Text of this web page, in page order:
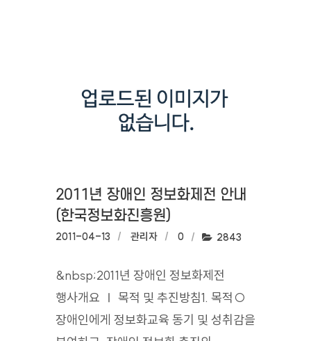
2011년 장애인 정보화제전 안내
(한국정보화진흥원)
작성일:
2011-04-13 작성자:
관리자 댓글수:
0 조회수:
2843
&nbsp;2011년 장애인 정보화제전
행사개요 Ⅰ 목적 및 추진방침1. 목적○
장애인에게 정보화교육 동기 및 성취감을